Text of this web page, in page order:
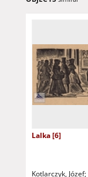
Lalka [6]
Kotlarczyk, Józef